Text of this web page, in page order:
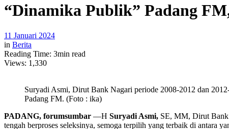
“Dinamika Publik” Padang
11 Januari 2024
in Berita
Reading Time: 3min read
Views: 1,330
Suryadi Asmi, Dirut Bank Nagari periode 2008-2012 dan
Padang FM. (Foto : ika)
PADANG, forumsumbar —H Suryadi Asmi, SE, MM, Dirut Bank
tengah berproses seleksinya, semoga terpilih yang terbaik di antara